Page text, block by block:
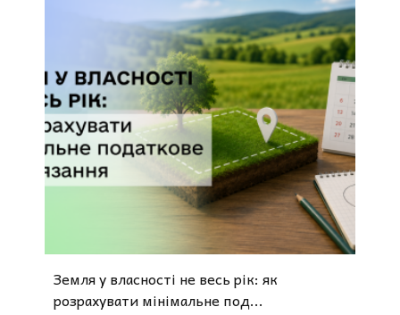
Земля у власності не весь рік: як
розрахувати мінімальне под...